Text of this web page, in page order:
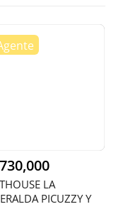
730,000
LA
PICUZZY Y